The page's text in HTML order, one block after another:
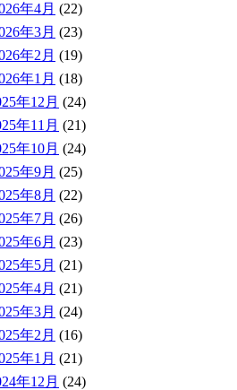
年4月 (22)
年3月 (23)
年2月 (19)
年1月 (18)
年12月 (24)
年11月 (21)
年10月 (24)
年9月 (25)
年8月 (22)
年7月 (26)
年6月 (23)
年5月 (21)
年4月 (21)
年3月 (24)
年2月 (16)
年1月 (21)
年12月 (24)